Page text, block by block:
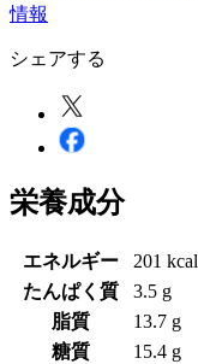
情報
シェアする
栄養成分
エネルギー
201 kcal
たんぱく質
3.5 g
脂質
13.7 g
糖質
15.4 g